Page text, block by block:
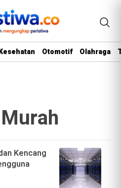
Otomotif Olahraga
Kencang